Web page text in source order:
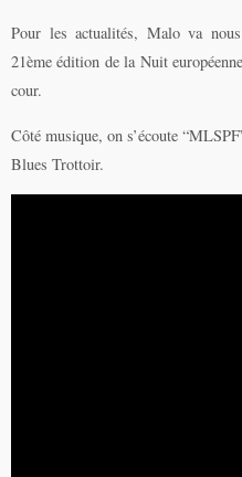
Pour les actualités, Malo va
21ème édition de la Nuit
cour.
Côté musique, on s’écoute
Blues Trottoir.